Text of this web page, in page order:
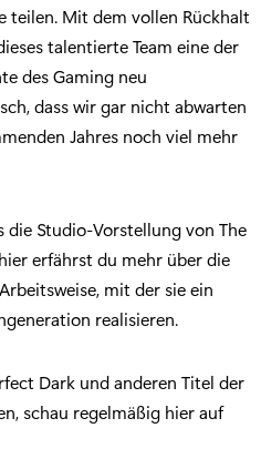
teilen. Mit dem vollen Rückhalt
talentierte Team eine der
des Gaming neu
dass wir gar nicht abwarten
Jahres noch viel mehr
Studio-Vorstellung von The
erfährst du mehr über die
mit der sie ein
realisieren.
Dark und anderen Titel der
schau regelmäßig hier auf